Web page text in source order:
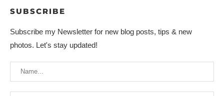
SUBSCRIBE
Subscribe my Newsletter for new blog posts, tips & new
photos. Let's stay updated!